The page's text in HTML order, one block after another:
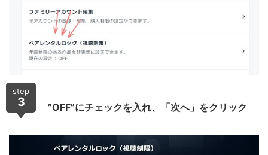
step
3 ”OFF”にチェックを入れ、「次へ」をクリック